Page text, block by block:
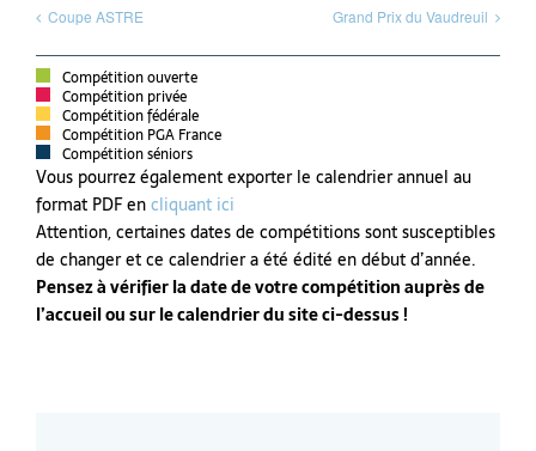
Coupe ASTRE Grand Prix du Vaudreuil
Compétition ouverte
Compétition privée
Compétition fédérale
Compétition PGA France
Compétition séniors
Vous pourrez également exporter le calendrier annuel au
format PDF encliquant ici
Attention, certaines dates de compétitions sont susceptibles
de changer et ce calendrier a été édité en début d’année.
Pensez à vérifier la date de votre compétition auprès de
l’accueil ou sur le calendrier du site ci-dessus !